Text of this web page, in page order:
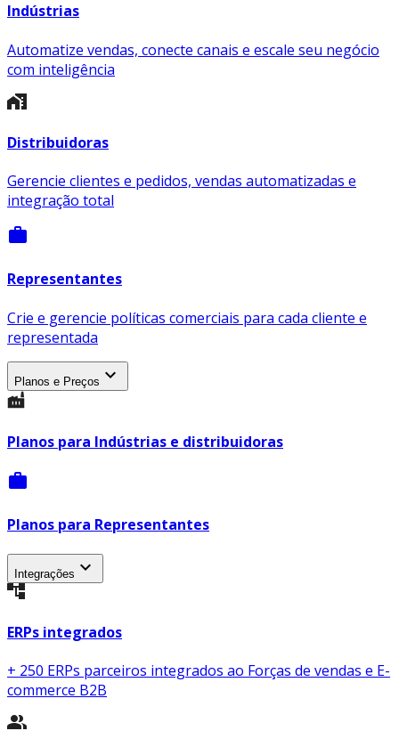
Indústrias
Automatize vendas, conecte canais e escale seu negócio
com inteligência
Distribuidoras
Gerencie clientes e pedidos, vendas automatizadas e
integração total
work
Representantes
Crie e gerencie políticas comerciais para cada cliente e
representada
Planos e Preços expand_more
Planos para Indústrias e distribuidoras
work
Planos para Representantes
Integrações expand_more
ERPs integrados
+ 250 ERPs parceiros integrados ao Forças de vendas e E-
commerce B2B